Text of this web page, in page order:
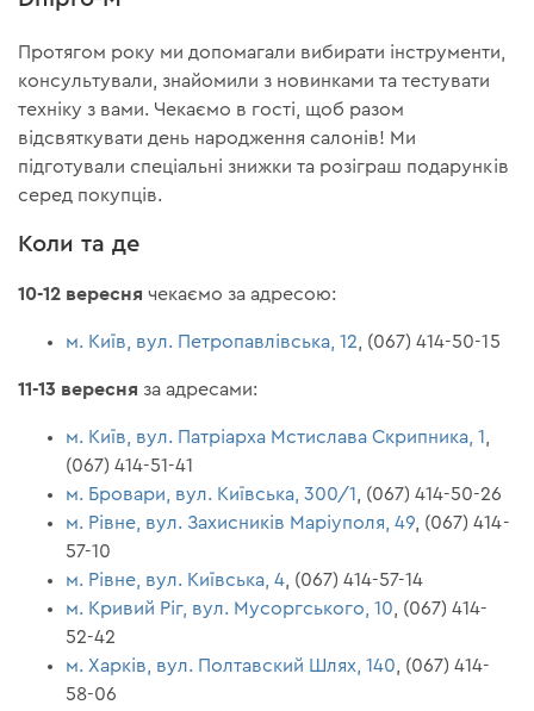
Протягом року ми допомагали вибирати інструменти,
консультували, знайомили з новинками та тестувати
техніку з вами. Чекаємо в гості, щоб разом
відсвяткувати день народження салонів! Ми
підготували спеціальні знижки та розіграш подарунків
серед покупців.
Коли та де
10-12 вереснячекаємо за адресою:
м. Київ, вул. Петропавлівська, 12 , (067) 414-50-15
11-13 вересня за адресами:
м. Київ, вул. Патріарха Мстислава Скрипника, 1
(067) 414-51-41
м. Бровари, вул. Київська, 300/1
, (067) 414-50-26
м. Рівне, вул. Захисників Маріуполя, 49 , (067) 414-
57-10
м. Рівне, вул. Київська, 4 , (067) 414-57-14
м. Кривий Ріг, вул. Мусоргського, 10 , (067) 414-
52-42
м. Харків, вул. Полтавский Шлях, 140 , (067) 414-
58-06